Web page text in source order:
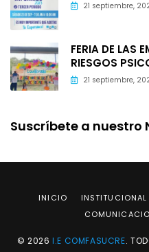
21 septiembre,
FERIA DE LAS
RIESGOS
21 septiembre,
Suscríbete a nuestro
INICIO INSTITUCIONAL
© 2026I.E COMFASUCRE.